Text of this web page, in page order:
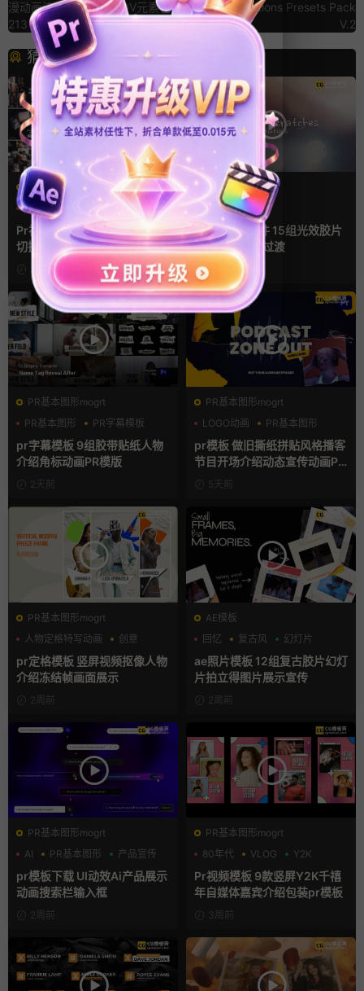
漫动画流体转场图形MOV元素包
213 Shape Elements Pack
模板 Transitions Presets Pack
V.2
猜你喜欢
PR基本图形mogrt
PR基本图形
企业宣传模板
幻灯片
Pr视频模板 10款3D空间多屏
切换开场相册视频展示照片墙
22小时前
FCPX转场
光效
复古风
支持Intel+M芯片
FCPX转场插件 15组光效胶片
划痕复古视频过渡
23小时前
PR基本图形mogrt
PR基本图形
PR字幕模板
人物介绍
pr字幕模板 9组胶带贴纸人物
介绍角标动画PR模版
2天前
PR基本图形mogrt
LOGO动画
PR基本图形
复古风
pr模板 做旧撕纸拼贴风格播客
节目开场介绍动态宣传动画PR
模版5天前
PR基本图形mogrt
人物定格特写动画
创意
动态海报
pr定格模板 竖屏视频抠像人物
介绍冻结帧画面展示
2周前
AE模板
回忆
复古风 幻灯片
ae照片模板 12组复古胶片幻灯
片拍立得图片展示宣传
2周前
PR基本图形mogrt
AI
PR基本图形 产品宣传
pr模板下载 UI动效Ai产品展示
动画搜索栏输入框
2周前
PR基本图形mogrt
80年代
VLOG Y2K
Pr视频模板 9款竖屏Y2K千禧
年自媒体嘉宾介绍包装pr模板
3周前